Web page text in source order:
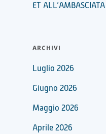
ET
ARCHIVI
Luglio 2026
Giugno 2026
Maggio 2026
Aprile 2026